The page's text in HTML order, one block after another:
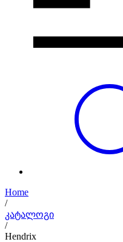
Home
/
კატალოგი
/
Hendrix